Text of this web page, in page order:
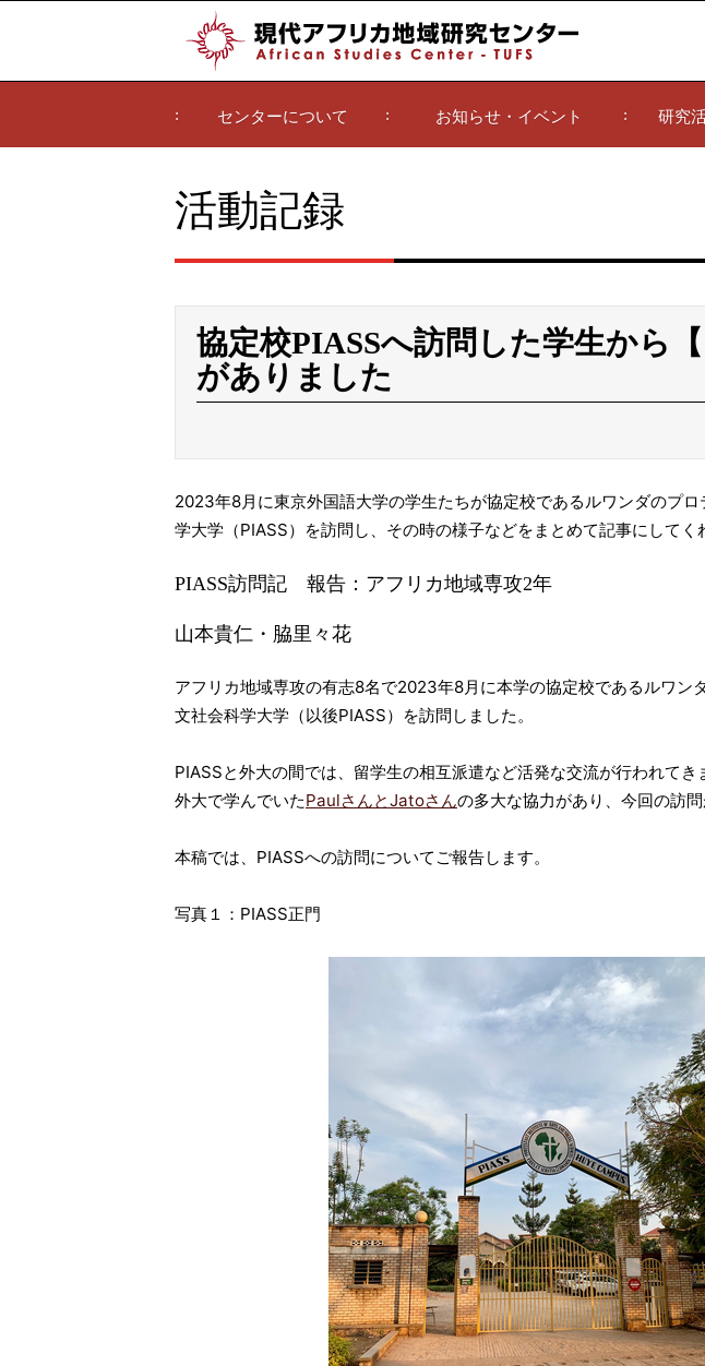
センターについて お知らせ・イベント 研究
活動記録
協定校PIASSへ訪問した学生から【
がありました
2023年8月に東京外国語大学の学生たちが協定校であるルワンダのプ
学大学（PIASS）を訪問し、その時の様子などをまとめて記事にしてく
PIASS訪問記 報告：アフリカ地域専攻2年
山本貴仁・脇里々花
アフリカ地域専攻の有志8名で2023年8月に本学の協定校であるルワン
文社会科学大学（以後PIASS）を訪問しました。
PIASSと外大の間では、留学生の相互派遣など活発な交流が行われて
外大で学んでいたPaulさんとJatoさんの多大な協力があり、今回の訪問
本稿では、PIASSへの訪問についてご報告します。
写真１：PIASS正門